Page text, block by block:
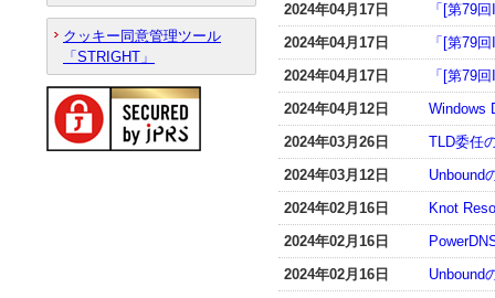
2024年04月17日
「[第79
2024年04月17日
「[第79
2024年04月17日
「[第79
2024年04月12日
Windows
2024年03月26日
TLD委任
2024年03月12日
Unbound
2024年02月16日
Knot
2024年02月16日
2024年02月16日
Unbound
クッキー同意管理ツール
「STRIGHT」